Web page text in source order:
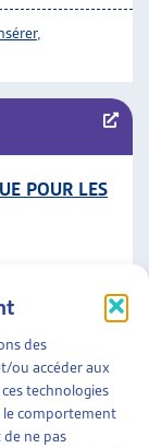
des
ou accéder aux
technologies
le comportement
ne pas
,
POUR LES
UNE